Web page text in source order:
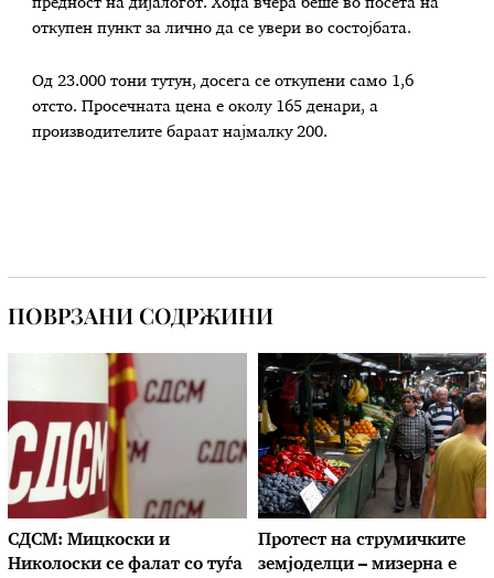
предност на дијалогот. Хоџа вчера беше во посета на
откупен пункт за лично да се увери во состојбата.
Од 23.000 тони тутун, досега се откупени само 1,6
отсто. Просечната цена е околу 165 денари, а
производителите бараат најмалку 200.
ПОВРЗАНИ СОДРЖИНИ
СДСМ: Мицкоски и
Николоски се фалат со туѓа
Протест на струмичките
земјоделци – мизерна е